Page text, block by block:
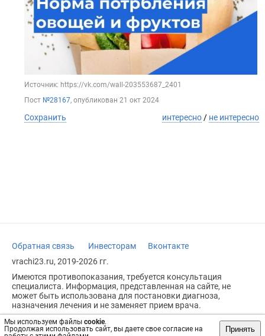
Мы используем файлы cookie.
Продолжая использовать сайт, вы даете свое согласие на
Принять
Источник: https://vk.com/wall-203553687_2401
Пост №28167, опубликован 21 окт 2024
Сохранить интересно / не интересно
Обратная связь Инвесторам
Вконтакте
vrachi23.ru, 2019-2026 гг.
Имеются противопоказания, требуется консультация
специалиста. Информация, представленная на сайте, не
может быть использована для постановки диагноза,
назначения лечения и не заменяет прием врача.
Возрастное ограничение: 18+